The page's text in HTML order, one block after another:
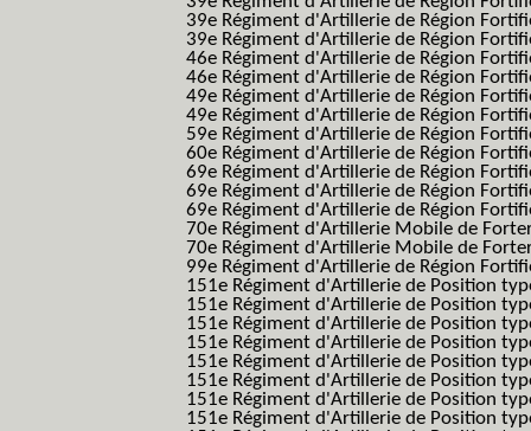
39e Régiment d'Artillerie de Région
39e Régiment d'Artillerie de Région
46e Régiment d'Artillerie de Région
46e Régiment d'Artillerie de Région
49e Régiment d'Artillerie de Région
49e Régiment d'Artillerie de Région
59e Régiment d'Artillerie de Région
60e Régiment d'Artillerie de Région
69e Régiment d'Artillerie de Région
69e Régiment d'Artillerie de Région
69e Régiment d'Artillerie de Région
70e Régiment d'Artillerie Mobile de
70e Régiment d'Artillerie Mobile de
99e Régiment d'Artillerie de Région
151e Régiment d'Artillerie de Position
151e Régiment d'Artillerie de Position
151e Régiment d'Artillerie de Position
151e Régiment d'Artillerie de Position
151e Régiment d'Artillerie de Position
151e Régiment d'Artillerie de Position
151e Régiment d'Artillerie de Position
151e Régiment d'Artillerie de Position